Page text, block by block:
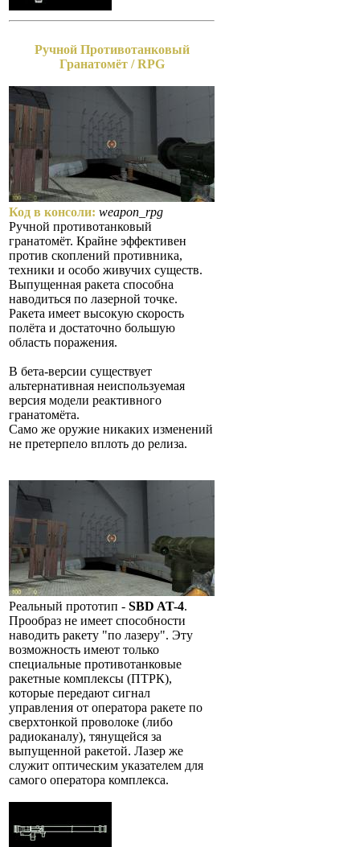
Ручной Противотанковый
Гранатомёт / RPG
Код в консоли: weapon_rpg
Ручной противотанковый
гранатомёт. Крайне эффективен
против скоплений противника,
техники и особо живучих существ.
Выпущенная ракета способна
наводиться по лазерной точке.
Ракета имеет высокую скорость
полёта и достаточно большую
область поражения.
В бета-версии существует
альтернативная неиспользуемая
версия модели реактивного
гранатомёта.
Само же оружие никаких изменений
не претерпело вплоть до релиза.
Реальный прототип - SBD AT-4.
Прообраз не имеет способности
наводить ракету "по лазеру". Эту
возможность имеют только
специальные противотанковые
ракетные комплексы (ПТРК),
которые передают сигнал
управления от оператора ракете по
сверхтонкой проволоке (либо
радиоканалу), тянущейся за
выпущенной ракетой. Лазер же
служит оптическим указателем для
самого оператора комплекса.